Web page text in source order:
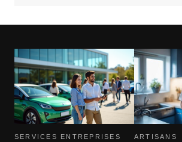
SERVICES ENTREPRISES ARTISANS